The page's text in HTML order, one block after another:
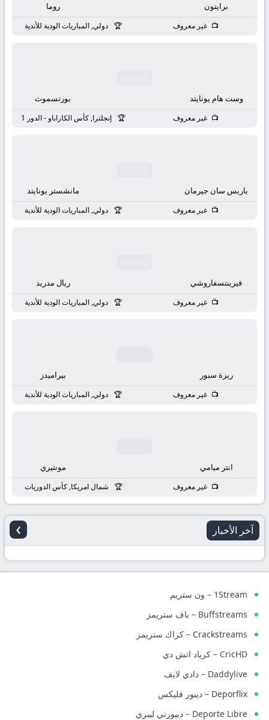
برايتون روما
غير معروف دولي, المباريات الودية للأندية
وست هام يونايتد بورتسموث
غير معروف إنجلترا, كأس الكاراباو - الدور 1
باريس سان جيرمان مانشستر يونايتد
غير معروف دولي, المباريات الودية للأندية
فيرينتسفاروشي ريال مدريد
غير معروف دولي, المباريات الودية للأندية
ريزة سبور بيراميدز
غير معروف دولي, المباريات الودية للأندية
انتر ميامي مونتيري
غير معروف شمال امريكا, كأس الدوريات
آخر الأخبار ›
1Stream – ون ستريم
Buffstreams – باف ستريمز
Crackstreams – كراك ستريمز
CricHD – كرياد اتش دي
Daddylive – دادي لايف
Deporflix – ديبور فليكس
Deporte Libre – ديبورتي ليبري